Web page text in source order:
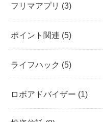
フリマアプリ (3)
ポイント関連 (5)
ライフハック (5)
ロボアドバイザー (1)